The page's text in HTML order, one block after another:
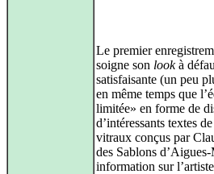
Le premier
soigne son lookà
satisfaisante (un peu
en même temps que
limitée» en forme de
d’intéressants textes
vitraux conçus par
des Sablons
information sur